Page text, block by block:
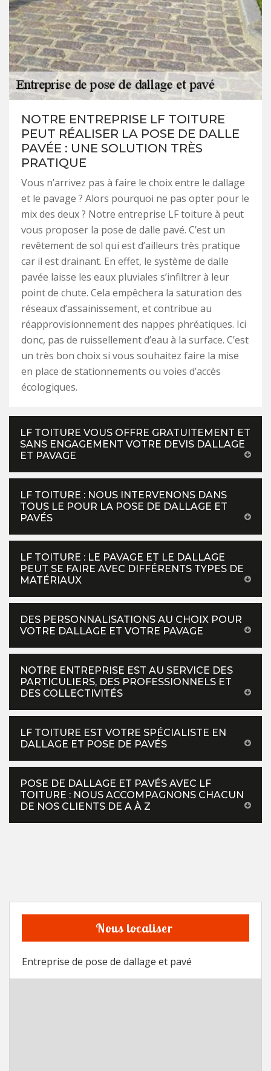
NOTRE ENTREPRISE LF TOITURE
PEUT RÉALISER LA POSE DE DALLE
PAVÉE : UNE SOLUTION TRÈS
PRATIQUE
Vous n’arrivez pas à faire le choix entre le dallage
et le pavage ? Alors pourquoi ne pas opter pour le
mix des deux ? Notre entreprise LF toiture à peut
vous proposer la pose de dalle pavé. C’est un
revêtement de sol qui est d’ailleurs très pratique
car il est drainant. En effet, le système de dalle
pavée laisse les eaux pluviales s’infiltrer à leur
point de chute. Cela empêchera la saturation des
réseaux d’assainissement, et contribue au
réapprovisionnement des nappes phréatiques. Ici
donc, pas de ruissellement d’eau à la surface. C’est
un très bon choix si vous souhaitez faire la mise
en place de stationnements ou voies d’accès
écologiques.
LF TOITURE VOUS OFFRE GRATUITEMENT ET
SANS ENGAGEMENT VOTRE DEVIS DALLAGE
ET PAVAGE
LF TOITURE : NOUS INTERVENONS DANS
TOUS LE POUR LA POSE DE DALLAGE ET
PAVÉS
LF TOITURE : LE PAVAGE ET LE DALLAGE
PEUT SE FAIRE AVEC DIFFÉRENTS TYPES DE
MATÉRIAUX
DES PERSONNALISATIONS AU CHOIX POUR
VOTRE DALLAGE ET VOTRE PAVAGE
NOTRE ENTREPRISE EST AU SERVICE DES
PARTICULIERS, DES PROFESSIONNELS ET
DES COLLECTIVITÉS
LF TOITURE EST VOTRE SPÉCIALISTE EN
DALLAGE ET POSE DE PAVÉS
POSE DE DALLAGE ET PAVÉS AVEC LF
TOITURE : NOUS ACCOMPAGNONS CHACUN
DE NOS CLIENTS DE A À Z
Nous localiser
Entreprise de pose de dallage et pavé